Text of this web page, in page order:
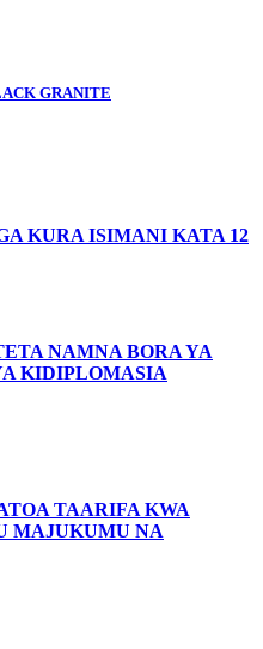
GRANITE
KURA ISIMANI KATA 12
NAMNA BORA YA
KIDIPLOMASIA
TAARIFA KWA
MAJUKUMU NA